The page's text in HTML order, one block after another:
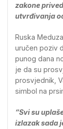
zakone
utvrđivanja
Ruska
uručen poziv
punog dana
je da su
prosvjednik,
simbol na
“Svi su
izlazak sada